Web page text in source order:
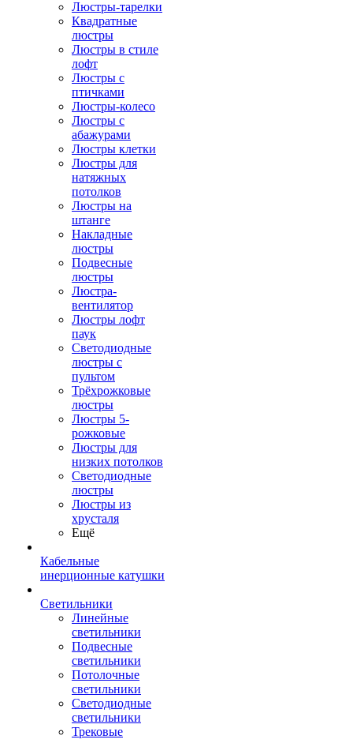
Люстры-тарелки
Квадратные
люстры
Люстры в стиле
лофт
Люстры с
птичками
Люстры-колесо
Люстры с
абажурами
Люстры клетки
Люстры для
натяжных
потолков
Люстры на
штанге
Накладные
люстры
Подвесные
люстры
Люстра-
вентилятор
Люстры лофт
паук
Светодиодные
люстры с
пультом
Трёхрожковые
люстры
Люстры 5-
рожковые
Люстры для
низких потолков
Cветодиодные
люстры
Люстры из
хрусталя
Ещё
Кабельные
инерционные катушки
Светильники
Линейные
светильники
Подвесные
светильники
Потолочные
светильники
Светодиодные
светильники
Трековые